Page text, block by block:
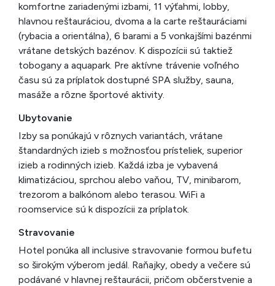
komfortne zariadenými izbami, 11 výťahmi, lobby,
hlavnou reštauráciou, dvoma a la carte reštauráciami
(rybacia a orientálna), 6 barami a 5 vonkajšími bazénmi
vrátane detských bazénov. K dispozícii sú taktiež
tobogany a aquapark. Pre aktívne trávenie voľného
času sú za príplatok dostupné SPA služby, sauna,
masáže a rôzne športové aktivity.
Ubytovanie
Izby sa ponúkajú v rôznych variantách, vrátane
štandardných izieb s možnosťou prísteliek, superior
izieb a rodinných izieb. Každá izba je vybavená
klimatizáciou, sprchou alebo vaňou, TV, minibarom,
trezorom a balkónom alebo terasou. WiFi a
roomservice sú k dispozícii za príplatok.
Stravovanie
Hotel ponúka all inclusive stravovanie formou bufetu
so širokým výberom jedál. Raňajky, obedy a večere sú
podávané v hlavnej reštaurácii, pričom občerstvenie a